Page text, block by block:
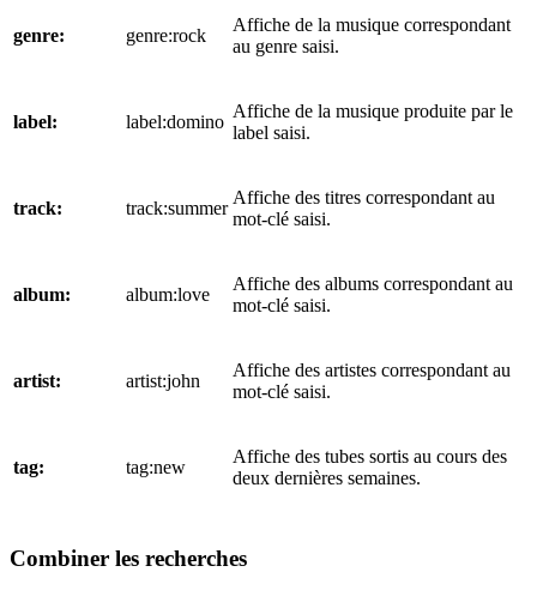
genre: genre:rock
Affiche de la musique correspondant
au genre saisi.
label: label:domino
Affiche de la musique produite par le
label saisi.
track: track:summer
Affiche des titres correspondant au
mot-clé saisi.
album: album:love
Affiche des albums correspondant au
mot-clé saisi.
artist: artist:john
Affiche des artistes correspondant au
mot-clé saisi.
tag: tag:new
Affiche des tubes sortis au cours des
deux dernières semaines.
Combiner les recherches